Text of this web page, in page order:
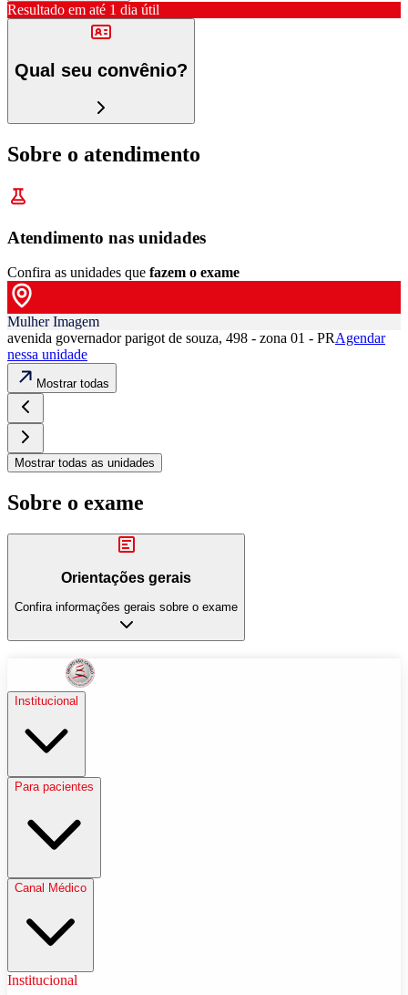
Resultado em até 1 dia útil
Qual seu convênio?
Sobre o atendimento
Atendimento nas unidades
Confira as unidades que fazem o exame
Mulher Imagem
avenida governador parigot de souza, 498 - zona 01 - PRAgendar
nessa unidade
Mostrar todas
Mostrar todas as unidades
Sobre o exame
Orientações gerais
Confira informações gerais sobre o exame
Institucional
Para pacientes
Canal Médico
Institucional